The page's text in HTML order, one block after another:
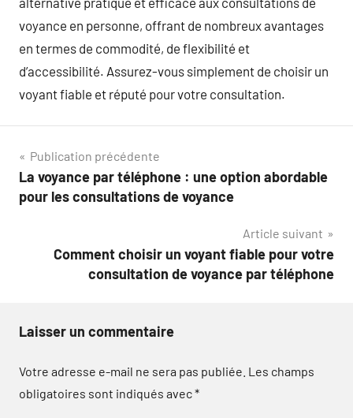
voyance en personne, offrant de nombreux avantages
en termes de commodité, de flexibilité et
d’accessibilité. Assurez-vous simplement de choisir un
voyant fiable et réputé pour votre consultation.
Navigation
de
Publication précédente
La voyance par téléphone : une option abordable
pour les consultations de voyance
Article suivant
Comment choisir un voyant fiable pour votre
consultation de voyance par téléphone
Laisser un commentaire
Votre adresse e-mail ne sera pas publiée. Les champs
obligatoires sont indiqués avec*